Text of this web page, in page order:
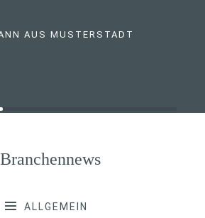
AUS MUSTERSTADT
ALLGEMEIN